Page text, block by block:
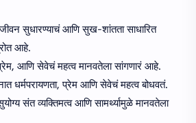
सुधारण्याचं आणि सुख-शांतता साधारित
आहे.
आणि सेवेचं महत्व मानवतेला सांगणारं आहे.
धर्मपरायणता, प्रेम आणि सेवेचं महत्व बोधवतं.
संत व्यक्तिमत्व आणि सामर्थ्यामुळे मानवतेला